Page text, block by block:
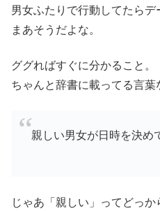
男女ふたりで行動してたらデ
まあそうだよな。
ググればすぐに分かること。
ちゃんと辞書に載ってる言葉
親しい男女が日時を決め
じゃあ「親しい」ってどっか